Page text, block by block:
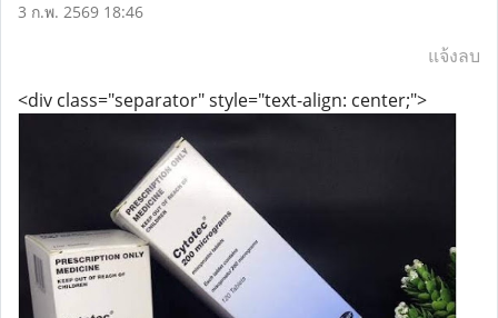
3 ก.พ. 2569 18:46
แจ้งลบ
<div class="separator" style="text-align: center;">